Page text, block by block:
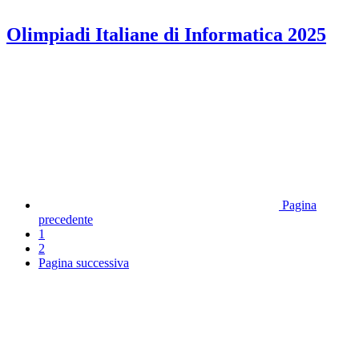
Olimpiadi Italiane di Informatica 2025
Pagina
precedente
1
2
Pagina successiva